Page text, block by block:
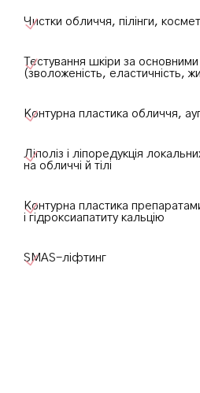
Чистки обличчя, пілінги,
Тестування шкіри за
(зволоженість, еластичність,
Контурна пластика обличчя,
Ліполіз і ліпоредукція
на обличчі й тілі
Контурна пластика
і гідроксиапатиту кальцію
SMAS-ліфтинг